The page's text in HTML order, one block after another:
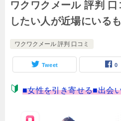
ワクワクメール 評判
したい人が近場にいる
ワクワクメール 評判 口コミ
Tweet 0
■女性を引き寄せる■出会